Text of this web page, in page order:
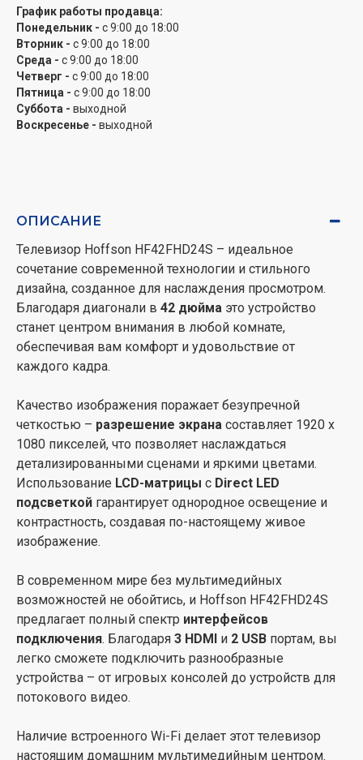
Smart TVна базе операционной системы
открывает безграничные возможности доступа к
многочисленным приложениям, потоковым
сервисам и социальным сетям, а с поддержкой
Bluetoothвы легко сможете подключить
беспроводные аксессуары.
особенно удобно, поскольку вы получаете доступ к
широкому спектру каналов без дополнительных
тюнеров.
Элегантный дизайн телевизора Hoffson HF42FHD24S
гармонично впишется в любой интерьер, а
поддержка крепленияVESA (100х100 мм) позволит
удобно разместить его на стене, экономя
Телевизор Hoffson HF42FHD24S – это не просто
источник развлечений, но и средство для создания
уютной атмосферы в вашем доме, открывая новые
возможности для погружения в мир кино,
телевидения и игр. Это выбор для тех, кто ценит
высокое качество изображения и современные
технологии, создавая идеальную гармонию между
График работы продавца:
Понедельник - с 9:00 до 18:00
Вторник - с 9:00 до 18:00
Среда - с 9:00 до 18:00
Четверг - с 9:00 до 18:00
Пятница - с 9:00 до 18:00
Суббота - выходной
Воскресенье - выходной
ОПИСАНИЕ
Телевизор Hoffson HF42FHD24S – идеальное
сочетание современной технологии и стильного
дизайна, созданное для наслаждения просмотром.
Благодаря диагонали в 42 дюйма это устройство
станет центром внимания в любой комнате,
обеспечивая вам комфорт и удовольствие от
каждого кадра.
Качество изображения поражает безупречной
четкостью – разрешение экрана составляет 1920 x
1080 пикселей, что позволяет наслаждаться
детализированными сценами и яркими цветами.
Использование LCD-матрицы с Direct LED
подсветкой гарантирует однородное освещение и
контрастность, создавая по-настоящему живое
изображение.
В современном мире без мультимедийных
возможностей не обойтись, и Hoffson HF42FHD24S
предлагает полный спектр интерфейсов
подключения. Благодаря 3 HDMI и 2 USB портам, вы
легко сможете подключить разнообразные
устройства – от игровых консолей до устройств для
потокового видео.
Наличие встроенного Wi-Fi делает этот телевизор
настоящим домашним мультимедийным центром.